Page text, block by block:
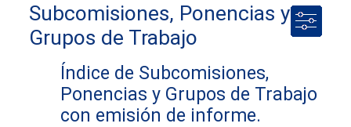
Subcomisiones, Ponencias y
Grupos de Trabajo
Índice de Subcomisiones,
Ponencias y Grupos de Trabajo
con emisión de informe.